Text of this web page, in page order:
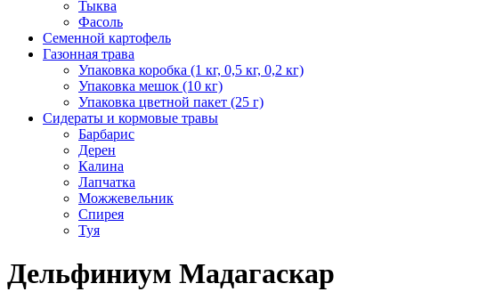
Тыква
Фасоль
Семенной картофель
Газонная трава
Упаковка коробка (1 кг, 0,5 кг, 0,2 кг)
Упаковка мешок (10 кг)
Упаковка цветной пакет (25 г)
Сидераты и кормовые травы
Барбарис
Дерен
Калина
Лапчатка
Можжевельник
Спирея
Туя
Дельфиниум Мадагаскар